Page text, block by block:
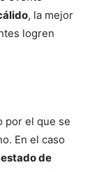
, la mejor
logren
por el que se
En el caso
estado de